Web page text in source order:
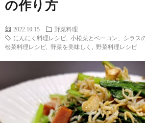
の作り方
2022.10.15
野菜料理
にんにく料理レシピ
小松菜とベーコン、シラス
松菜料理レシピ
野菜を美味しく 野菜料理レシピ